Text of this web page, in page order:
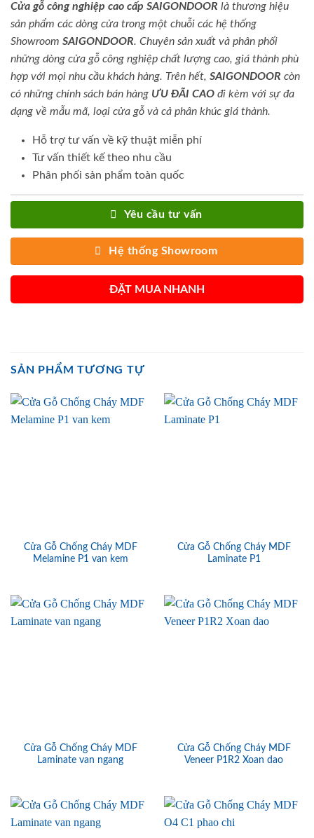
Cửa gỗ công nghiệp cao cấp SAIGONDOOR là thương hiệu
sản phẩm các dòng cửa trong một chuỗi các hệ thống
Showroom SAIGONDOOR. Chuyên sản xuất và phân phối
những dòng cửa gỗ công nghiệp chất lượng cao, giá thành phù
hợp với mọi nhu cầu khách hàng. Trên hết, SAIGONDOOR còn
có những chính sách bán hàng ƯU ĐÃI CAO đi kèm với sự đa
dạng về mẫu mã, loại cửa gỗ và cả phân khúc giá thành.
Hỗ trợ tư vấn về kỹ thuật miễn phí
Tư vấn thiết kế theo nhu cầu
Phân phối sản phẩm toàn quốc
Yêu cầu tư vấn
Hệ thống Showroom
ĐẶT MUA NHANH
SẢN PHẨM TƯƠNG TỰ
Cửa Gỗ Chống Cháy MDF
Melamine P1 van kem
Cửa Gỗ Chống Cháy MDF
Laminate P1
Cửa Gỗ Chống Cháy MDF
Laminate van ngang
Cửa Gỗ Chống Cháy MDF
Veneer P1R2 Xoan dao